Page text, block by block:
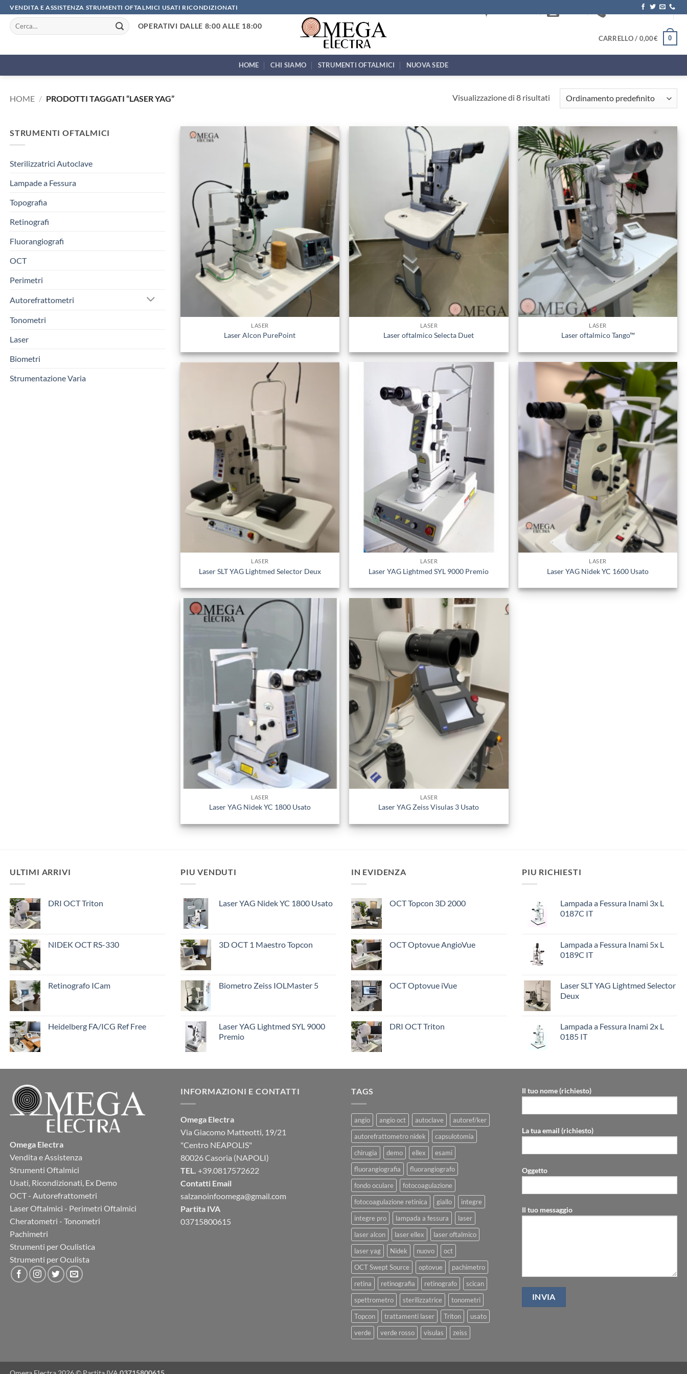
Salta
contenuti
VENDITA E ASSISTENZA STRUMENTI OFTALMICI USATI RICONDIZIONATI
Cerca:
OPERATIVI DALLE 8:00 ALLE 18:00
+39.0817572622
CARRELLO / 0,00€ 0
HOME CHI SIAMO STRUMENTI OFTALMICI NUOVA SEDE
HOME / PRODOTTI TAGGATI “LASER YAG” Visualizzazione di 8 risultati
STRUMENTI OFTALMICI
Sterilizzatrici Autoclave
Lampade a Fessura
Topografia
Retinografi
Fluorangiografi
OCT
Perimetri
Autorefrattometri
Tonometri
Laser
Biometri
Strumentazione Varia
LASER
Laser Alcon PurePoint
LASER
Laser oftalmico Selecta Duet
LASER
Laser oftalmico Tango™
LASER
Laser SLT YAG Lightmed Selector Deux
LASER
Laser YAG Lightmed SYL 9000 Premio
LASER
Laser YAG Nidek YC 1600 Usato
LASER
Laser YAG Nidek YC 1800 Usato
LASER
Laser YAG Zeiss Visulas 3 Usato
ULTIMI ARRIVI
DRI OCT Triton
NIDEK OCT RS-330
Retinografo ICam
Heidelberg FA/ICG Ref Free
PIU VENDUTI
Laser YAG Nidek YC 1800 Usato
3D OCT 1 Maestro Topcon
Biometro Zeiss IOLMaster 5
Laser YAG Lightmed SYL 9000
Premio
IN EVIDENZA
OCT Topcon 3D 2000
OCT Optovue AngioVue
OCT Optovue iVue
DRI OCT Triton
PIU RICHIESTI
Lampada a Fessura Inami 3x L
0187C IT
Lampada a Fessura Inami 5x L
0189C IT
Laser SLT YAG Lightmed Selector
Deux
Lampada a Fessura Inami 2x L
0185 IT
Omega Electra
Vendita e Assistenza
Strumenti Oftalmici
Usati, Ricondizionati, Ex Demo
OCT - Autorefrattometri
Laser Oftalmici - Perimetri Oftalmici
Cheratometri - Tonometri
Pachimetri
Strumenti per Oculistica
Strumenti per Oculista
INFORMAZIONI E CONTATTI
Omega Electra
Via Giacomo Matteotti, 19/21
"Centro NEAPOLIS"
80026 Casoria (NAPOLI)
TEL. +39.0817572622
Contatti Email
salzanoinfoomega@gmail.com
Partita IVA
03715800615
TAGS
angio angio oct autoclave
autoref/ker
autorefrattometro nidek
capsulotomia
chirugia
demo ellex
esami
fluorangiografia
fluorangiografo
fondo oculare
fotocoagulazione
fotocoagulazione retinica
giallo
integre
integre pro
lampada a fessura
laser
laser alcon
laser ellex
laser oftalmico
laser yag
Nidek nuovo
oct
OCT Swept Source
optovue
pachimetro
retina
retinografia retinografo
scican
spettrometro
sterilizzatrice
tonometri
Topcon
trattamenti laser Triton
usato
verde
verde rosso visulas zeiss
Il tuo nome (richiesto)
La tua email (richiesto)
Oggetto
Il tuo messaggio